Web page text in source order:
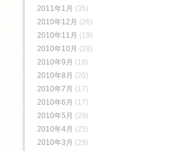
2011年1月 (35)
2010年12月 (26)
2010年11月 (19)
2010年10月 (28)
2010年9月 (18)
2010年8月 (20)
2010年7月 (17)
2010年6月 (17)
2010年5月 (29)
2010年4月 (25)
2010年3月 (29)